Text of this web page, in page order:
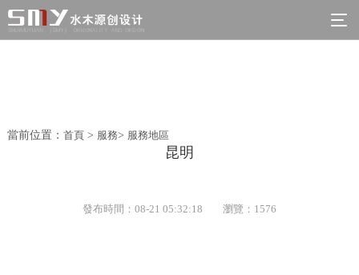
當前位置： 首頁> 服務> 服務地區
昆明
發布時間：08-21 05:32:18 瀏覽：1576